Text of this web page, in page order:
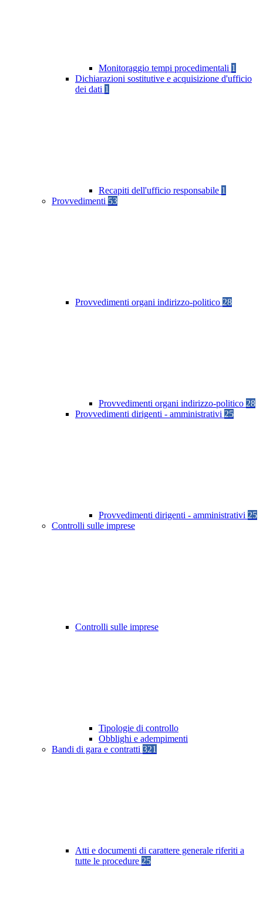
Monitoraggio tempi procedimentali 1
Dichiarazioni sostitutive e acquisizione d'ufficio
dei dati 1
Recapiti dell'ufficio responsabile 1
Provvedimenti 53
Provvedimenti organi indirizzo-politico 28
Provvedimenti organi indirizzo-politico 28
Provvedimenti dirigenti - amministrativi 25
Provvedimenti dirigenti - amministrativi 25
Controlli sulle imprese
Controlli sulle imprese
Tipologie di controllo
Obblighi e adempimenti
Bandi di gara e contratti 321
Atti e documenti di carattere generale riferiti a
tutte le procedure 25